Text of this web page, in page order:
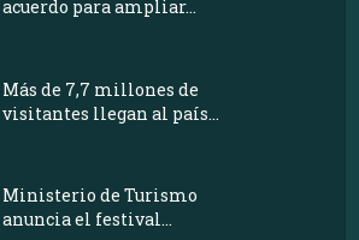
acuerdo para ampliar...
Más de 7,7 millones de
visitantes llegan al país...
Ministerio de Turismo
anuncia el festival...